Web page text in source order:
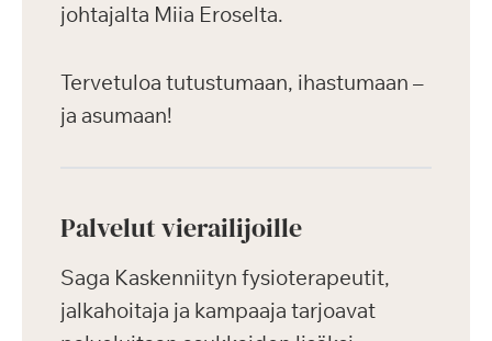
johtajalta Miia Eroselta.
Tervetuloa tutustumaan, ihastumaan –
ja asumaan!
Palvelut vierailijoille
Saga Kaskenniityn fysioterapeutit,
jalkahoitaja ja kampaaja tarjoavat